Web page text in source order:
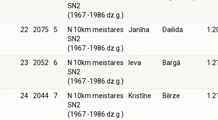
SN2
(1967.-1986.dz.g.)
22 2075 5
N 10km meistares
SN2
(1967.-1986.dz.g.)
Janīna Dailida
23 2052 6
N 10km meistares
SN2
(1967.-1986.dz.g.)
Ieva Bargā
24 2044 7
N 10km meistares
SN2
(1967.-1986.dz.g.)
Kristīne Bērze